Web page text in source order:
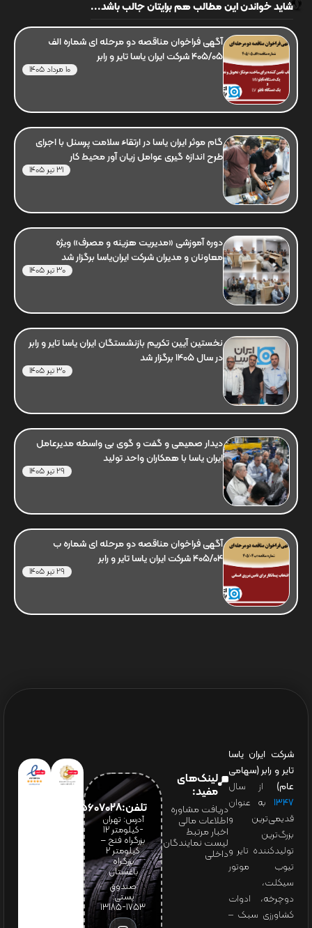
شاید خواندن این مطالب هم برایتان جالب باشد...
آگهی فراخوان مناقصه دو مرحله ای شماره الف
405/05 شرکت ایران یاسا تایر و رابر
10 مرداد 1405
گام موثر ایران یاسا در ارتقاء سلامت پرسنل با اجرای
طرح اندازه گیری عوامل زیان آور محیط کار
31 تیر 1405
دوره آموزشی «مدیریت هزینه و مصرف» ویژه
معاونان و مدیران شرکت ایران‌یاسا برگزار شد
30 تیر 1405
نخستین آیین تکریم بازنشستگان ایران یاسا تایر و رابر
در سال 1405 برگزار شد
30 تیر 1405
دیدار صمیمی و گفت و گوی بی واسطه مدیرعامل
ایران یاسا با همکاران واحد تولید
29 تیر 1405
آگهی فراخوان مناقصه دو مرحله ای شماره ب
405/04 شرکت ایران یاسا تایر و رابر
29 تیر 1405
شرکت ایران یاسا
تایر و رابر (سهامی
عام) از سال
۱۳۴۷ به عنوان
قدیمی‌ترین و
بزرگ‌ترین
تولیدکننده تایر و
تیوب موتور
سیکلت،
دوچرخه، ادوات
کشاورزی سبک –
لینک‌های
مفید:
دریافت مشاوره
اطلاعات مالی
اخبار مرتبط
لیست نمایندگان
داخلی
تلفن:65607028(021)
آدرس: تهران
-کیلومتر 12
بزرگراه فتح –
کیلومتر ۲
بزرگراه
باغستان
صندوق
پستی:
1753-13185